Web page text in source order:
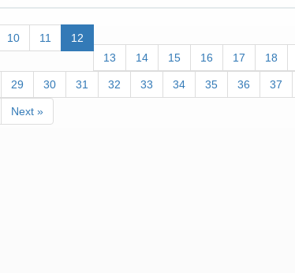
10 11
12
13
14 15 16 17 18
29 30 31 32 33 34 35 36 37
Next »